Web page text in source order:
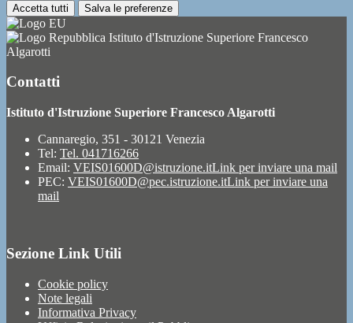
Accetta tutti Salva le preferenze
Istituto d'Istruzione Superiore Francesco
Algarotti
Contatti
Istituto d'Istruzione Superiore Francesco Algarotti
Cannaregio, 351 - 30121 Venezia
Tel: Tel. 041716266
Email: VEIS01600D@istruzione.itLink per inviare una mail
PEC: VEIS01600D@pec.istruzione.itLink per inviare una
mail
Sezione Link Utili
Cookie policy
Note legali
Informativa Privacy